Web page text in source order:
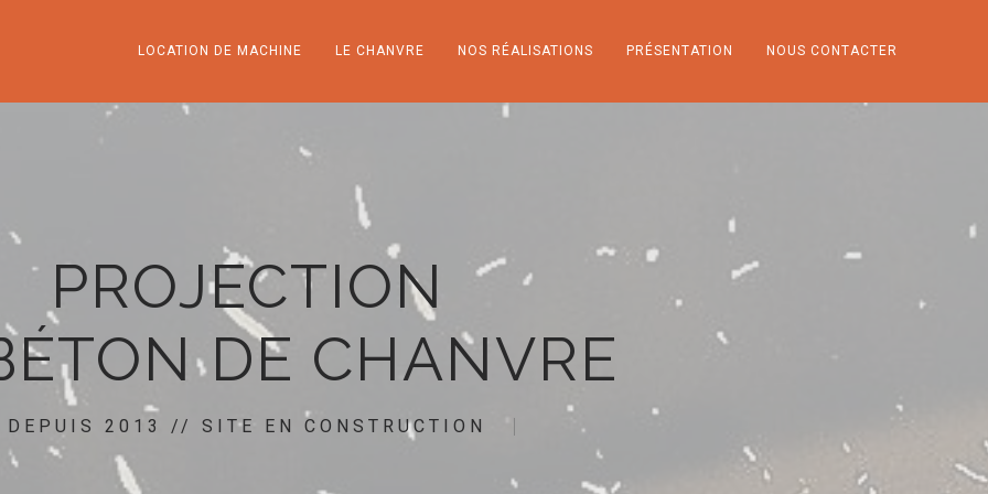
LOCATION DE MACHINE LE CHANVRE NOS RÉALISATIONS PRÉSENTATION NOUS CONTACTER
PROJECTION
DE CHANVRE
DEPUIS 2013 // SITE EN CONSTRUCTION